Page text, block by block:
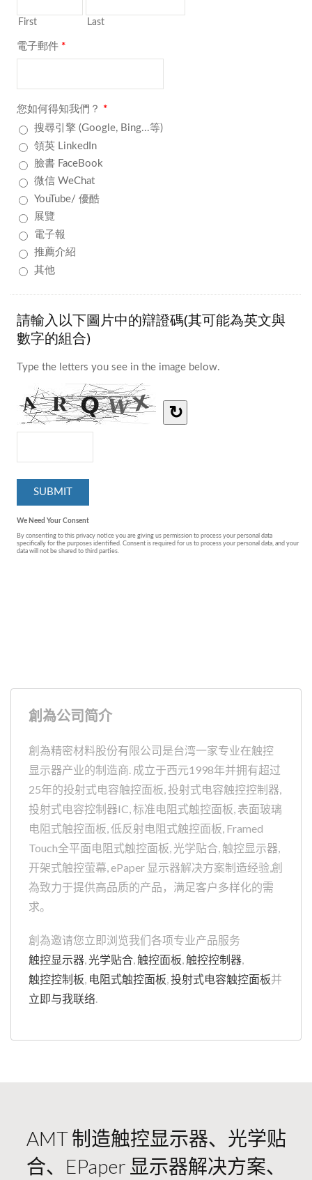
創為公司简介
創為精密材料股份有限公司是台湾一家专业在触控
显示器产业的制造商. 成立于西元1998年并拥有超过
25年的投射式电容触控面板, 投射式电容触控控制器,
投射式电容控制器IC, 标准电阻式触控面板, 表面玻璃
电阻式触控面板, 低反射电阻式触控面板, Framed
Touch全平面电阻式触控面板, 光学贴合, 触控显示器,
开架式触控萤幕, ePaper 显示器解决方案制造经验,創
為致力于提供高品质的产品，满足客户多样化的需
求。
創為邀请您立即浏览我们各项专业产品服务
触控显示器,光学贴合,触控面板,触控控制器,
触控控制板, 电阻式触控面板,投射式电容触控面板并
立即与我联络.
AMT 制造触控显示器、光学贴
合、ePaper 显示器解决方案、